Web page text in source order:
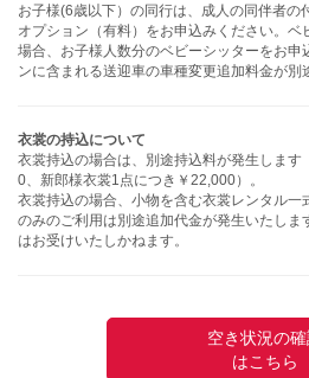
お子様(6歳以下）の同行は、成人の同伴者の
オプション（有料）をお申込みください。ベ
場合、お子様人数分のベビーシッターをお申
ンに含まれる送迎車の車種変更追加料金が別
衣裳の持込について
衣裳持込の場合は、別途持込料が発生しま
0、新郎様衣裳1点につき￥22,000）。
衣裳持込の場合、小物を含む衣裳レンタル一
のみのご利用は別途追加代金が発生いたしま
はお受けいたしかねます。
空き状況の
はこちら